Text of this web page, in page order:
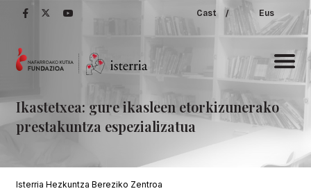
Cast / Eus
Ikastetxea: gureikasleen etorkizunerako
prestakuntza espezializatua
Isterria Hezkuntza Bereziko Zentroa